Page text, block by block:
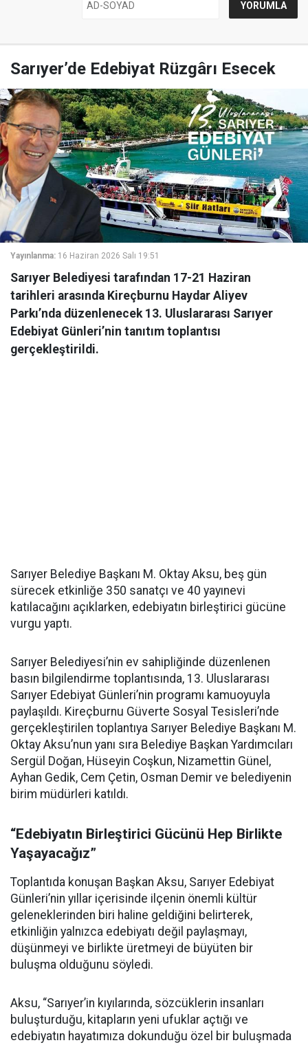
Sarıyer’de Edebiyat Rüzgârı Esecek
Yayınlanma: 16 Haziran 2026 Salı 19:51
Sarıyer Belediyesi tarafından 17-21 Haziran
tarihleri arasında Kireçburnu Haydar Aliyev
Parkı’nda düzenlenecek 13. Uluslararası Sarıyer
Edebiyat Günleri’nin tanıtım toplantısı
gerçekleştirildi.
Sarıyer Belediye Başkanı M. Oktay Aksu, beş gün
sürecek etkinliğe 350 sanatçı ve 40 yayınevi
katılacağını açıklarken, edebiyatın birleştirici gücüne
vurgu yaptı.
Sarıyer Belediyesi’nin ev sahipliğinde düzenlenen
basın bilgilendirme toplantısında, 13. Uluslararası
Sarıyer Edebiyat Günleri’nin programı kamuoyuyla
paylaşıldı. Kireçburnu Güverte Sosyal Tesisleri’nde
gerçekleştirilen toplantıya Sarıyer Belediye Başkanı M.
Oktay Aksu’nun yanı sıra Belediye Başkan Yardımcıları
Sergül Doğan, Hüseyin Coşkun, Nizamettin Günel,
Ayhan Gedik, Cem Çetin, Osman Demir ve belediyenin
birim müdürleri katıldı.
“Edebiyatın Birleştirici Gücünü Hep Birlikte
Yaşayacağız”
Toplantıda konuşan Başkan Aksu, Sarıyer Edebiyat
Günleri’nin yıllar içerisinde ilçenin önemli kültür
geleneklerinden biri haline geldiğini belirterek,
etkinliğin yalnızca edebiyatı değil paylaşmayı,
düşünmeyi ve birlikte üretmeyi de büyüten bir
buluşma olduğunu söyledi.
Aksu, “Sarıyer’in kıyılarında, sözcüklerin insanları
buluşturduğu, kitapların yeni ufuklar açtığı ve
edebiyatın hayatımıza dokunduğu özel bir buluşmada